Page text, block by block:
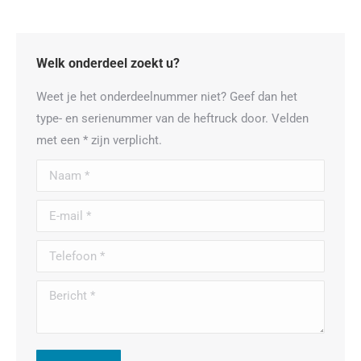
Welk onderdeel zoekt u?
Weet je het onderdeelnummer niet? Geef dan het
type- en serienummer van de heftruck door. Velden
met een * zijn verplicht.
Naam *
E-mail *
Telefoon *
Bericht *